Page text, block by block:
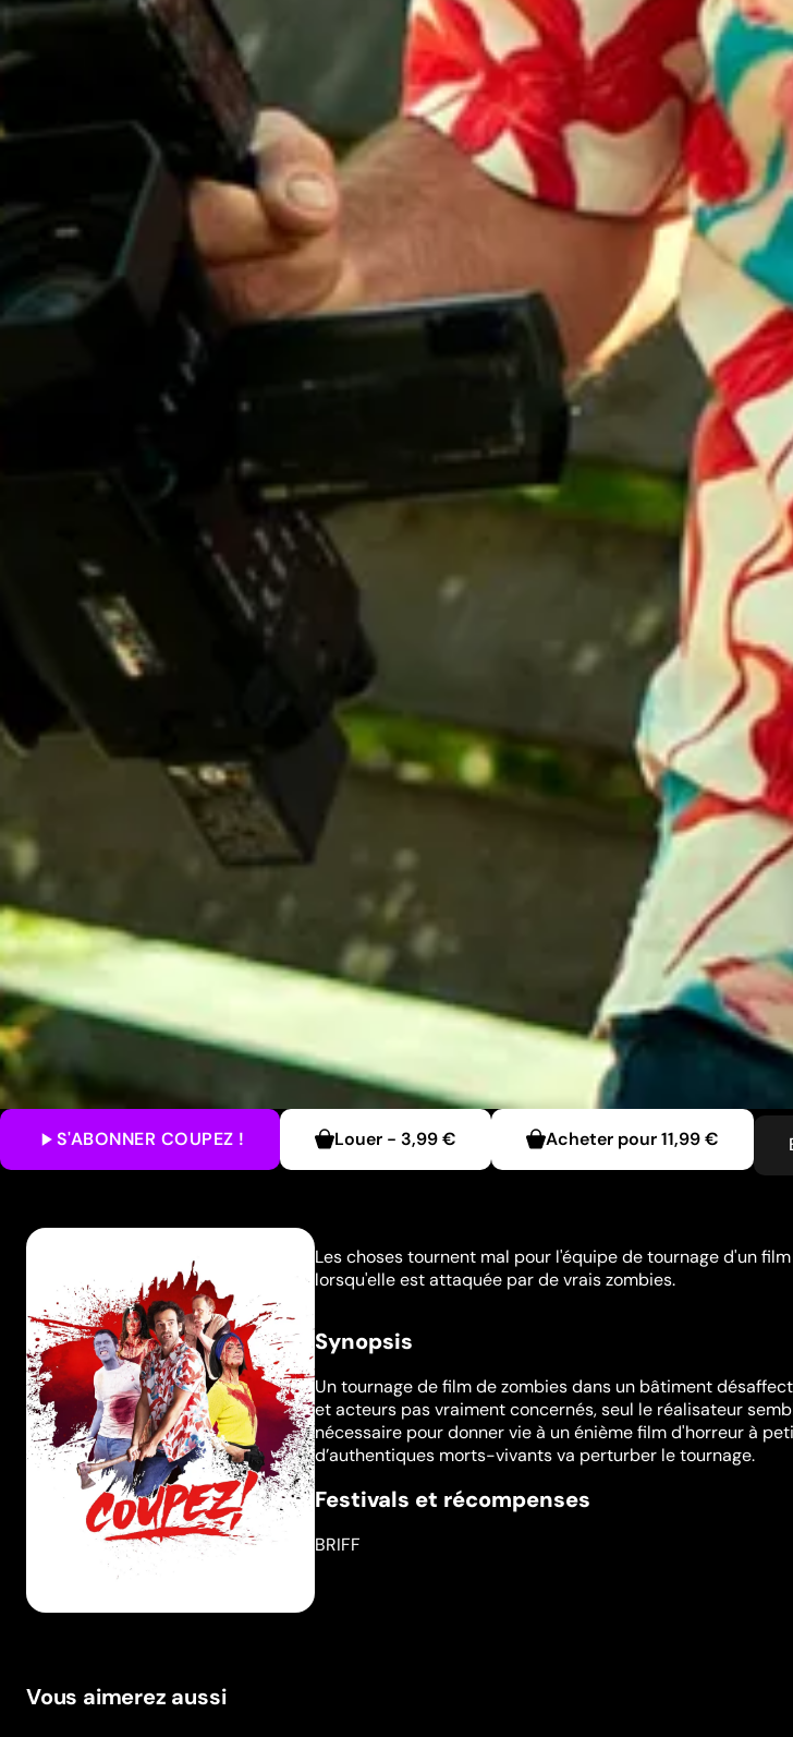
S'ABONNER COUPEZ ! Louer- 3,99 € Acheter pour 11,99 €
Les choses tournent mal pour l'équipe de tournage d'un
lorsqu'elle est attaquée par de vrais zombies.
Synopsis
Un tournage de film de zombies dans un bâtiment
et acteurs pas vraiment concernés, seul le réalisateur
nécessaire pour donner vie à un énième film d'horreur à
d’authentiques morts-vivants va perturber le tournage.
Festivals et récompenses
BRIFF
Vous aimerez aussi